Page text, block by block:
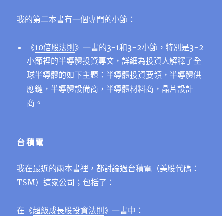
我的第二本書有一個專門的小節：
《10倍股法則》一書的3-1和3-2小節，特別是3-2
小節裡的半導體投資專文，詳細為投資人解釋了全
球半導體的如下主題：半導體投資要領，半導體供
應鏈，半導體設備商，半導體材料商，晶片設計
商。
台積電
我在最近的兩本書裡，都討論過台積電（美股代碼：
TSM）這家公司；包括了：
在《超級成長股投資法則》一書中：